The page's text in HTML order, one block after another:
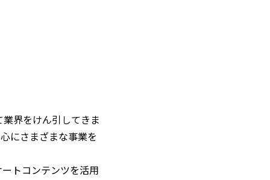
界をけん引してきま
にさまざまな事業を
トコンテンツを活用